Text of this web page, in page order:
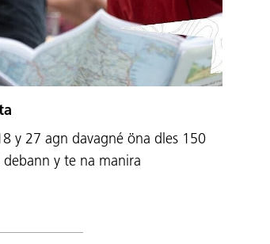
y 27 agn davagné öna dles 150
y te na manira